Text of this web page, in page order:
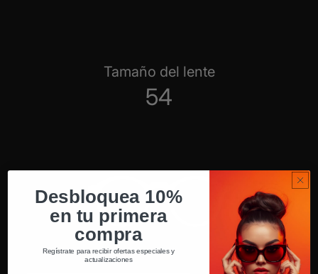
Tamaño del lente
54
Desbloquea 10%
en tu primera
compra
Regístrate para recibir ofertas especiales y
actualizaciones